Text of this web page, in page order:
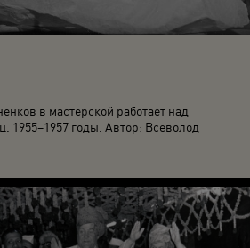
в мастерской работает над
1955–1957 годы. Автор: Всеволод